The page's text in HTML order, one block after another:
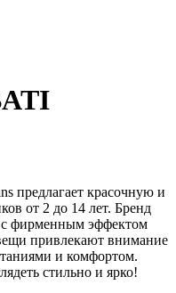
предлагает красочную и
от 2 до 14 лет. Бренд
с фирменным эффектом
привлекают внимание
и комфортом.
стильно и ярко!